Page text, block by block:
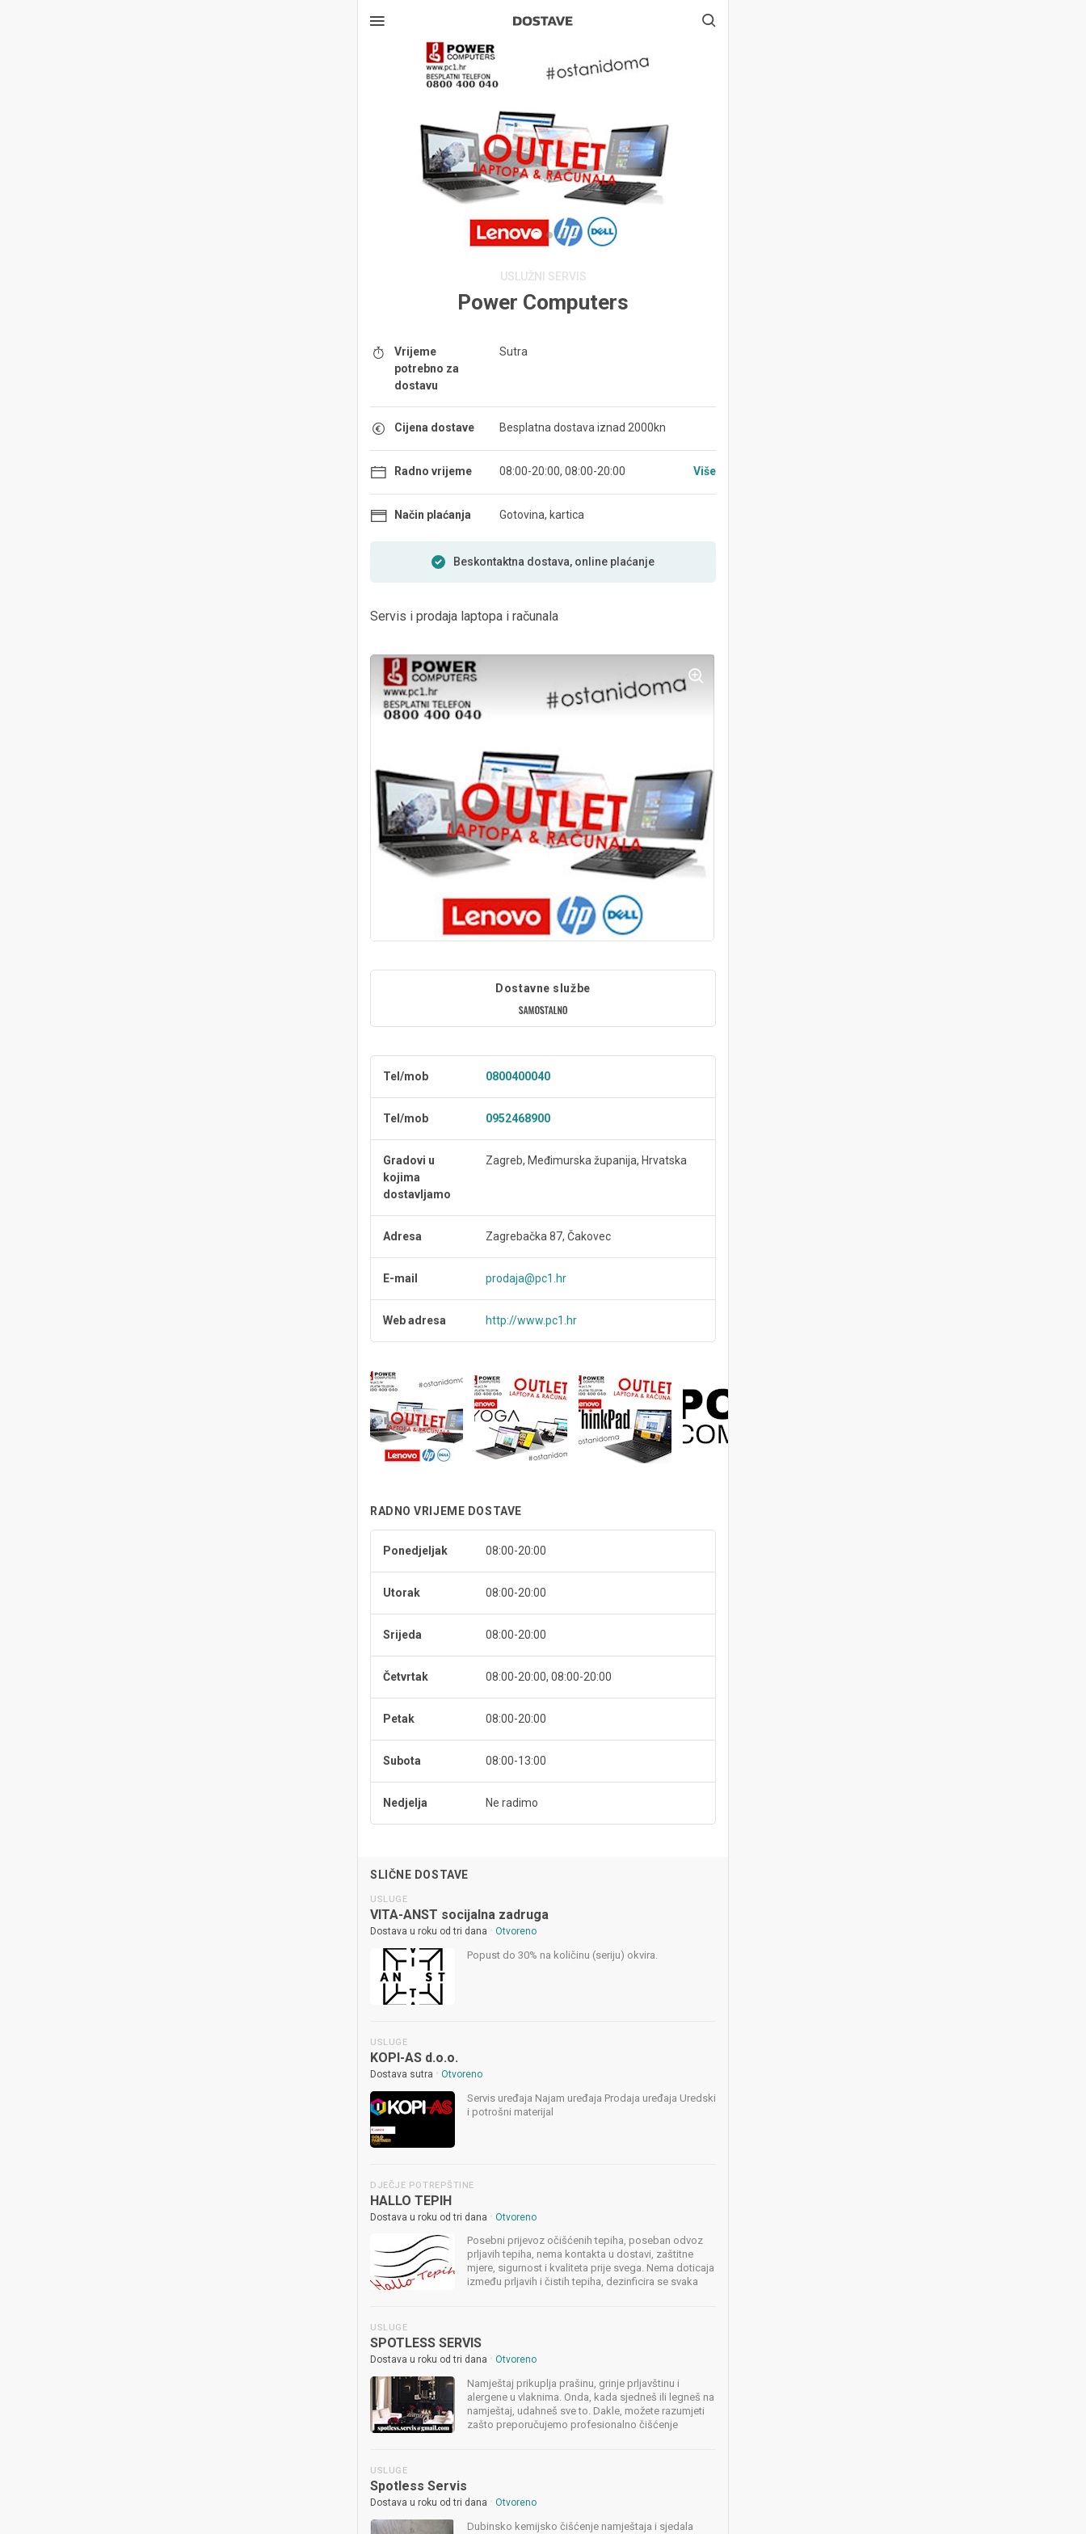
USLUŽNI SERVIS
Power Computers
Vrijeme
potrebno za
dostavu
Sutra
Cijena dostave Besplatna dostava iznad 2000kn
Radno vrijeme 08:00-20:00, 08:00-20:00 Više
Način plaćanja Gotovina, kartica
Beskontaktna dostava, online plaćanje
Servis i prodaja laptopa i računala
Dostavne službe
Tel/mob 0800400040
Tel/mob 0952468900
Gradovi u
kojima
dostavljamo
Zagreb, Međimurska županija, Hrvatska
Adresa Zagrebačka 87, Čakovec
E-mail prodaja@pc1.hr
Web adresa http://www.pc1.hr
RADNO VRIJEME DOSTAVE
Ponedjeljak 08:00-20:00
Utorak 08:00-20:00
Srijeda 08:00-20:00
Četvrtak 08:00-20:00, 08:00-20:00
Petak 08:00-20:00
Subota 08:00-13:00
Nedjelja Ne radimo
SLIČNE DOSTAVE
USLUGE
VITA-ANST socijalna zadruga
Dostava u roku od tri dana Otvoreno
Popust do 30% na količinu (seriju) okvira.
USLUGE
KOPI-AS d.o.o.
Dostava sutra Otvoreno
Servis uređaja Najam uređaja Prodaja uređaja Uredski
i potrošni materijal
DJEČJE POTREPŠTINE
HALLO TEPIH
Dostava u roku od tri dana Otvoreno
Posebni prijevoz očišćenih tepiha, poseban odvoz
prljavih tepiha, nema kontakta u dostavi, zaštitne
mjere, sigurnost i kvaliteta prije svega. Nema doticaja
između prljavih i čistih tepiha, dezinficira se svaka
USLUGE
SPOTLESS SERVIS
Dostava u roku od tri dana Otvoreno
Namještaj prikuplja prašinu, grinje prljavštinu i
alergene u vlaknima. Onda, kada sjedneš ili legneš na
namještaj, udahneš sve to. Dakle, možete razumjeti
zašto preporučujemo profesionalno čišćenje
USLUGE
Spotless Servis
Dostava u roku od tri dana Otvoreno
Dubinsko kemijsko čišćenje namještaja i sjedala